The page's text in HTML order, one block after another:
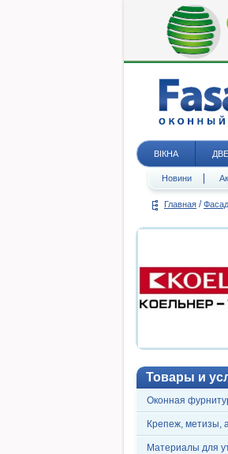
ВІКНА
Новини
Главная /
Товары и
Оконная
Крепеж, метизы,
Материалы для